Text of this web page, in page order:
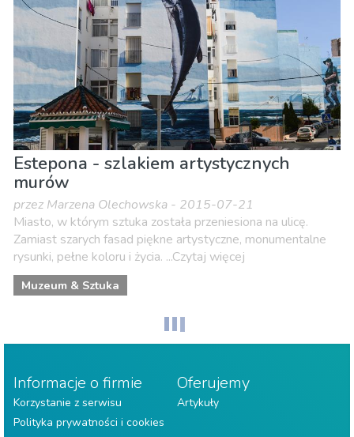
Estepona - szlakiem artystycznych
murów
przez Marzena Olechowska - 2015-07-21
Miasto, w którym sztuka została przeniesiona na ulicę.
Zamiast szarych fasad piękne artystyczne, monumentalne
rysunki, pełne koloru i życia. ...Czytaj więcej
Muzeum & Sztuka
Informacje o firmie
Korzystanie z serwisu
Polityka prywatności i cookies
Oferujemy
Artykuły